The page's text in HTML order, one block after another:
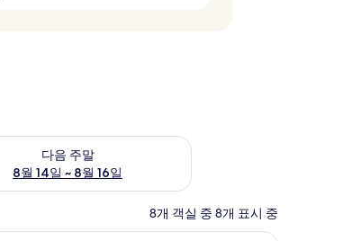
다음 주말
8월 14일 ~ 8월 16일
예약 가능 여부 확인, 8월 14일 ~ 8월 16일
8개 객실 중 8개 표시 중
막 커튼, 다리미/다리미판 Ocean View Suite | 고급 침구, 객실